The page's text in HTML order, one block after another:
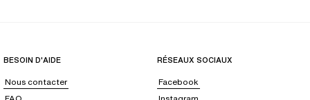
BESOIN D'AIDE
Nous contacter
RÉSEAUX SOCIAUX
Facebook